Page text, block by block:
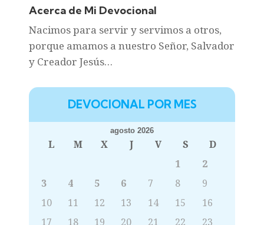
Acerca de Mi Devocional
Nacimos para servir y servimos a otros,
porque amamos a nuestro Señor, Salvador
y Creador Jesús…
DEVOCIONAL POR MES
agosto 2026
L M X J V S
D
1
2
3
4 5 6 7 8
9
10
11 12 13 14 15
16
17
18 19 20 21 22
23